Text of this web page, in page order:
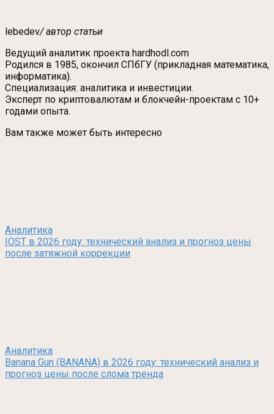
lebedev/ автор статьи
Ведущий аналитик проекта hardhodl.com
Родился в 1985, окончил СПбГУ (прикладная математика,
информатика).
Специализация: аналитика и инвестиции.
Эксперт по криптовалютам и блокчейн-проектам с 10+
годами опыта.
Вам также может быть интересно
Аналитика
IOST в 2026 году: технический анализ и прогноз цены
после затяжной коррекции
Аналитика
Banana Gun (BANANA) в 2026 году: технический анализ и
прогноз цены после слома тренда